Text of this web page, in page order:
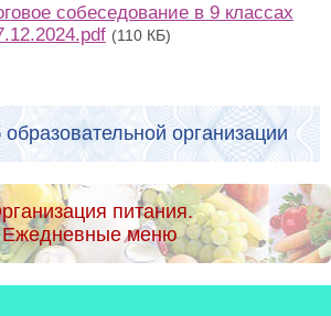
собеседование в 9 классах
(110 КБ)
организации
питания.
Ежедневные меню